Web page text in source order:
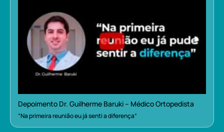
Depoimento Dr. Guilherme Baruki – Médico Ortopedista
“Na primeira reunião eu já senti a diferença”